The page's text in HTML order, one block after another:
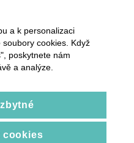
a k personalizaci
cookies. Když
poskytnete nám
a analýze.
cookies